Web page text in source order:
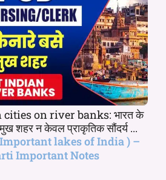
on river banks: भारत के
शहर न केवल प्राकृतिक सौंदर्य ...
Important lakes of India ) –
Important Notes